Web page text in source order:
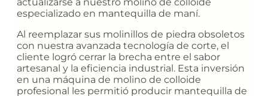
especializado en mantequilla de maní.
Al reemplazar sus molinillos de piedra obsoletos
con nuestra avanzada tecnología de corte, el
cliente logró cerrar la brecha entre el sabor
artesanal y la eficiencia industrial. Esta inversión
en una máquina de molino de colloide
profesional les permitió producir mantequilla de